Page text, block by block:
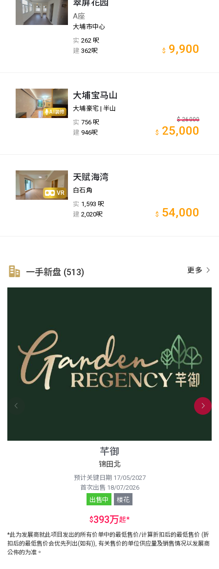
翠屏花园
A座
大埔市中心
实 262 呎
建 362呎 $ 9,900
AI装修
大埔宝马山
大埔豪宅 | 半山
实 756 呎
建 946呎
$ 26000
$ 25,000
VR
天赋海湾
白石角
实 1,593 呎
建 2,020呎 $ 54,000
更多
一手新盘 (513)
芊御
锦田北
预计关键日期 17/05/2027
首次出售 18/07/2026
出售中
楼花
$393万起*
*此为发展商就此项目发出的所有价单中的最低售价/计算折扣后的最低售价 (折
扣后的最低售价会优先列出(如有)), 有关售价的单位供应量及销售情况以发展商
公佈的为准。